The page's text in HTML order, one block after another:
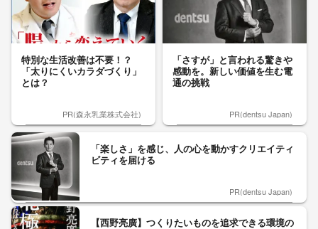
特別な生活改善は不要！？
「太りにくいカラダづくり」
とは？
PR(森永乳業株式会社)
「さすが」と言われる驚きや
感動を。新しい価値を生む電
通の挑戦
PR(dentsu Japan)
「楽しさ」を感じ、人の心を動かすクリエイティ
ビティを届ける
PR(dentsu Japan)
【西野亮廣】つくりたいものを追求できる環境の